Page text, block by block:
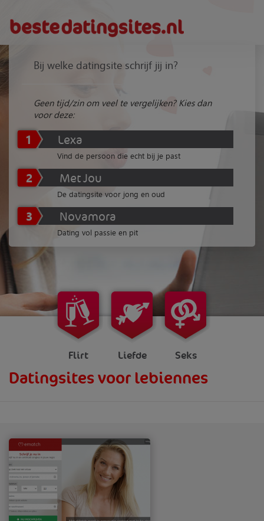
Bij welke datingsite schrijf jij in?
Geen tijd/zin om veel te vergelijken? Kies dan
voor deze:
1 Lexa
Vind de persoon die echt bij je past
2 Met Jou
De datingsite voor jong en oud
3 Novamora
Dating vol passie en pit
Flirt Liefde Seks
Datingsites voor lebiennes